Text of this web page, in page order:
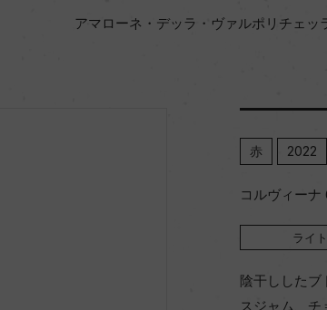
アマローネ・デッラ・ヴァルポリチェッ
赤 2022
コルヴィー
ライ
陰干ししたブ
スジャム、